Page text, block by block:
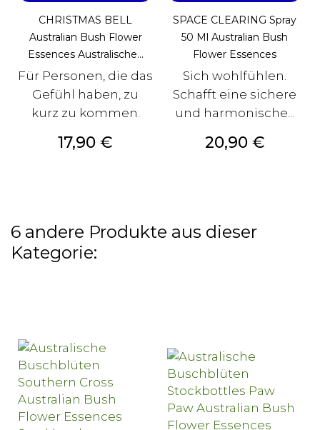
CHRISTMAS BELL
Australian Bush Flower
Essences Australische...
Für Personen, die das
Gefühl haben, zu
kurz zu kommen.
Preis
17,90 €
SPACE CLEARING Spray
50 Ml Australian Bush
Flower Essences
Sich wohlfühlen.
Schafft eine sichere
und harmonische...
Preis
20,90 €
6 andere Produkte aus dieser
Kategorie: